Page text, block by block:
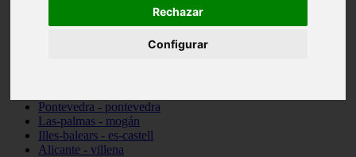
Rechazar
Configurar
Illes-balears - sant-josep-de-sa-talaia
Pontevedra - pontevedra
Las-palmas - mogán
Illes-balears - es-castell
Alicante - villena